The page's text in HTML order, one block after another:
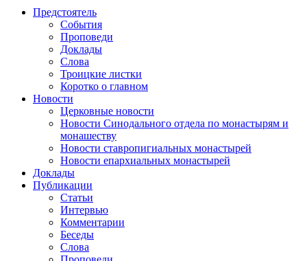
Предстоятель
События
Проповеди
Доклады
Слова
Троицкие листки
Коротко о главном
Новости
Церковные новости
Новости Синодального отдела по монастырям и
монашеству
Новости ставропигиальных монастырей
Новости епархиальных монастырей
Доклады
Публикации
Статьи
Интервью
Комментарии
Беседы
Слова